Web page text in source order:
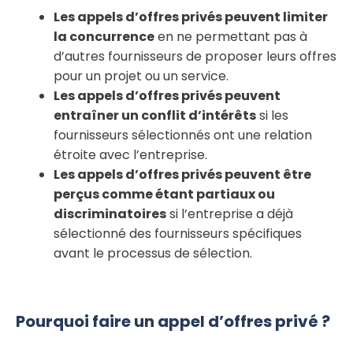
Les appels d’offres privés peuvent limiter
la concurrenceen ne permettant pas à
d’autres fournisseurs de proposer leurs offres
pour un projet ou un service.
Les appels d’offres privés peuvent
entraîner un conflit d’intérêtssi les
fournisseurs sélectionnés ont une relation
étroite avec l’entreprise.
Les appels d’offres privés peuvent être
perçus comme étant partiaux ou
discriminatoiressi l’entreprise a déjà
sélectionné des fournisseurs spécifiques
avant le processus de sélection.
Pourquoi faire un appel d’offres privé ?